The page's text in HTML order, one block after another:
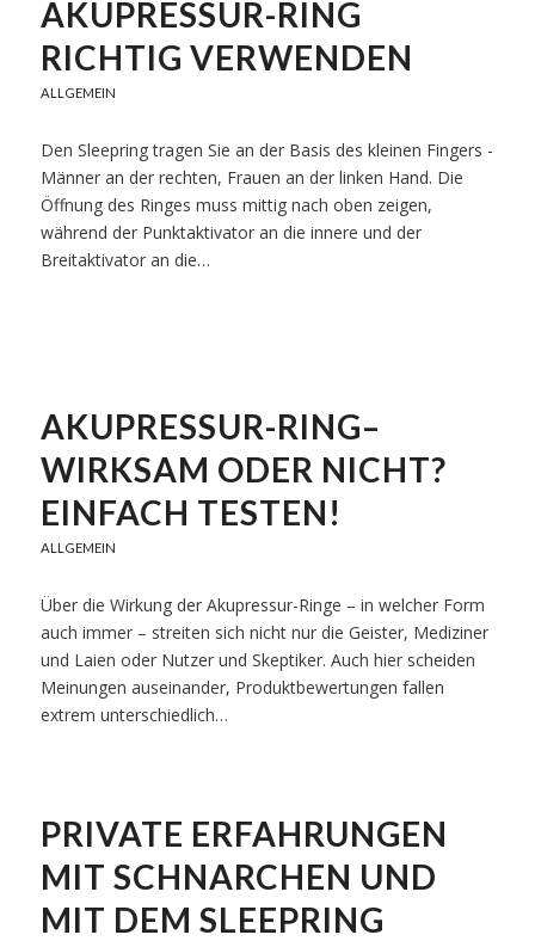
AKUPRESSUR-RING
RICHTIG VERWENDEN
ALLGEMEIN
Den Sleepring tragen Sie an der Basis des kleinen Fingers -
Männer an der rechten, Frauen an der linken Hand. Die
Öffnung des Ringes muss mittig nach oben zeigen,
während der Punktaktivator an die innere und der
Breitaktivator an die…
AKUPRESSUR-RING–
WIRKSAM ODER NICHT?
EINFACH TESTEN!
ALLGEMEIN
Über die Wirkung der Akupressur-Ringe – in welcher Form
auch immer – streiten sich nicht nur die Geister, Mediziner
und Laien oder Nutzer und Skeptiker. Auch hier scheiden
Meinungen auseinander, Produktbewertungen fallen
extrem unterschiedlich…
PRIVATE ERFAHRUNGEN
MIT SCHNARCHEN UND
MIT DEM SLEEPRING